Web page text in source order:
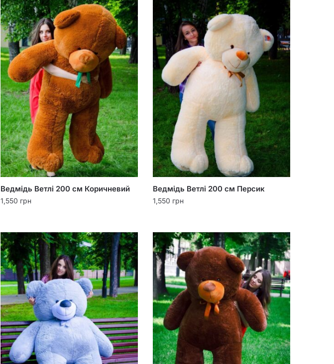
Ведмідь Ветлі 200 см Коричневий
1,550 грн
Ведмідь Ветлі 200 см Персик
1,550 грн